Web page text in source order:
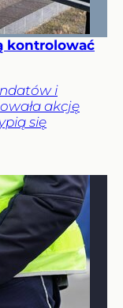
kontrolować
i
akcję
się